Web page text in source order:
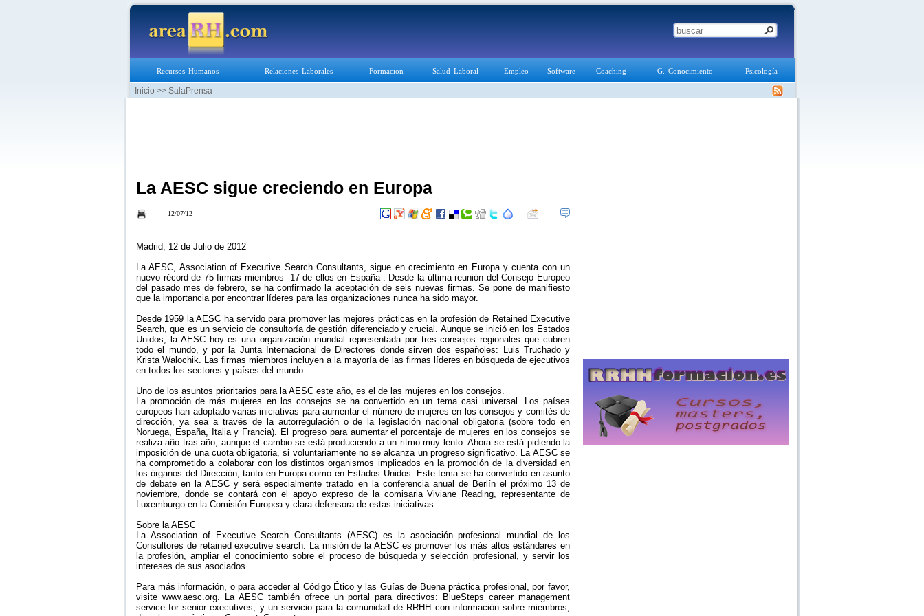
Recursos Humanos Relaciones Laborales Formacion Salud Laboral Empleo Software Coaching G. Conocimiento Psicología
Inicio >> SalaPrensa
La AESC sigue creciendo en Europa
12/07/12
Madrid, 12 de Julio de 2012
La AESC, Association of Executive Search Consultants, sigue en crecimiento en Europa y cuenta con un
nuevo récord de 75 firmas miembros -17 de ellos en España-. Desde la última reunión del Consejo Europeo
del pasado mes de febrero, se ha confirmado la aceptación de seis nuevas firmas. Se pone de manifiesto
que la importancia por encontrar líderes para las organizaciones nunca ha sido mayor.
Desde 1959 la AESC ha servido para promover las mejores prácticas en la profesión de Retained Executive
Search, que es un servicio de consultoría de gestión diferenciado y crucial. Aunque se inició en los Estados
Unidos, la AESC hoy es una organización mundial representada por tres consejos regionales que cubren
todo el mundo, y por la Junta Internacional de Directores donde sirven dos españoles: Luis Truchado y
Krista Walochik. Las firmas miembros incluyen a la mayoría de las firmas líderes en búsqueda de ejecutivos
en todos los sectores y países del mundo.
Uno de los asuntos prioritarios para la AESC este año, es el de las mujeres en los consejos.
La promoción de más mujeres en los consejos se ha convertido en un tema casi universal. Los países
europeos han adoptado varias iniciativas para aumentar el número de mujeres en los consejos y comités de
dirección, ya sea a través de la autorregulación o de la legislación nacional obligatoria (sobre todo en
Noruega, España, Italia y Francia). El progreso para aumentar el porcentaje de mujeres en los consejos se
realiza año tras año, aunque el cambio se está produciendo a un ritmo muy lento. Ahora se está pidiendo la
imposición de una cuota obligatoria, si voluntariamente no se alcanza un progreso significativo. La AESC se
ha comprometido a colaborar con los distintos organismos implicados en la promoción de la diversidad en
los órganos del Dirección, tanto en Europa como en Estados Unidos. Este tema se ha convertido en asunto
de debate en la AESC y será especialmente tratado en la conferencia anual de Berlín el próximo 13 de
noviembre, donde se contará con el apoyo expreso de la comisaria Viviane Reading, representante de
Luxemburgo en la Comisión Europea y clara defensora de estas iniciativas.
Sobre la AESC
La Association of Executive Search Consultants (AESC) es la asociación profesional mundial de los
Consultores de retained executive search. La misión de la AESC es promover los más altos estándares en
la profesión, ampliar el conocimiento sobre el proceso de búsqueda y selección profesional, y servir los
intereses de sus asociados.
Para más información, o para acceder al Código Ético y las Guías de Buena práctica profesional, por favor,
visite www.aesc.org. La AESC también ofrece un portal para directivos: BlueSteps career management
service for senior executives, y un servicio para la comunidad de RRHH con información sobre miembros,